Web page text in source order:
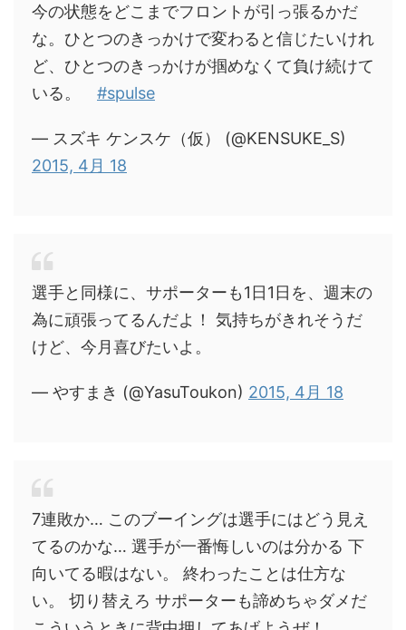
今の状態をどこまでフロントが引っ張るかだ
な。ひとつのきっかけで変わると信じたいけれ
ど、ひとつのきっかけが掴めなくて負け続けて
いる。 #spulse
— スズキ ケンスケ（仮） (@KENSUKE_S)
2015, 4月 18
選手と同様に、サポーターも1日1日を、週末の
為に頑張ってるんだよ！ 気持ちがきれそうだ
けど、今月喜びたいよ。
— やすまき (@YasuToukon) 2015, 4月 18
7連敗か… このブーイングは選手にはどう見え
てるのかな… 選手が一番悔しいのは分かる 下
向いてる暇はない。 終わったことは仕方な
い。 切り替えろ サポーターも諦めちゃダメだ